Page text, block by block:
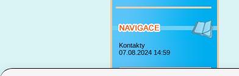
Kontakty
07.08.2024 14:59